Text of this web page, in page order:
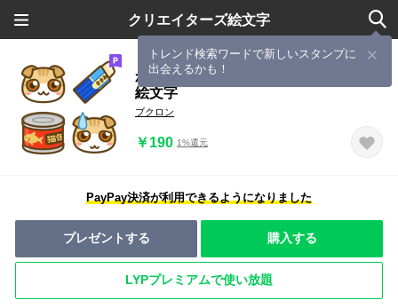
クリエイターズ絵文字
トレンド検索ワードで新しいスタンプに
出会えるかも！
かわいいスコティッシュフォールド★
絵文字
ブクロン
￥190 1%還元
PayPay決済が利用できるようになりました
プレゼントする 購入する
LYPプレミアムで使い放題